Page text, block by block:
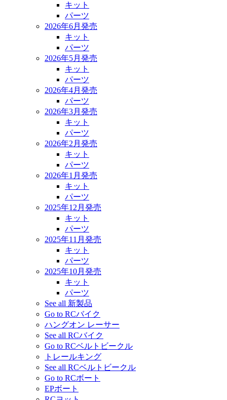
キット
パーツ
2026年6月発売
キット
パーツ
2026年5月発売
キット
パーツ
2026年4月発売
パーツ
2026年3月発売
キット
パーツ
2026年2月発売
キット
パーツ
2026年1月発売
キット
パーツ
2025年12月発売
キット
パーツ
2025年11月発売
キット
パーツ
2025年10月発売
キット
パーツ
See all 新製品
Go to RCバイク
ハングオン レーサー
See all RCバイク
Go to RCベルトビークル
トレールキング
See all RCベルトビークル
Go to RCボート
EPボート